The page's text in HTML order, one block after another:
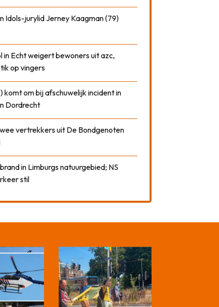
Idols-jurylid Jerney Kaagman (79)
in Echt weigert bewoners uit azc,
op vingers
komt om bij afschuwelijk incident in
Dordrecht
vertrekkers uit De Bondgenoten
in Limburgs natuurgebied; NS
stil